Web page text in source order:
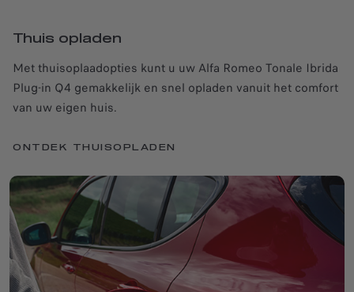
Thuis opladen
Met thuisoplaadopties kunt u uw Alfa Romeo Tonale Ibrida
Plug-in Q4 gemakkelijk en snel opladen vanuit het comfort
van uw eigen huis.
ONTDEK THUISOPLADEN